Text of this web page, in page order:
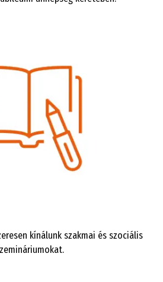
kínálunk szakmai és szociális